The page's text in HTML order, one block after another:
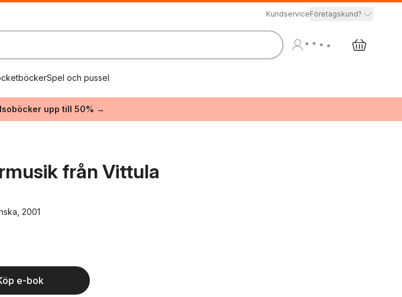
KundserviceFöretagskund?
Spel och pussel
upp till 50% →
från Vittula
2001
Totalt antal röster:
e-bok